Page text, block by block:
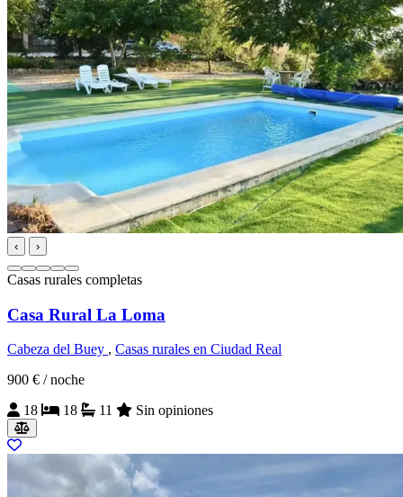
‹ ›
Casas rurales completas
Casa Rural La Loma
Cabeza del Buey , Casas rurales en Ciudad Real
900 € / noche
18
18 11 Sin opiniones